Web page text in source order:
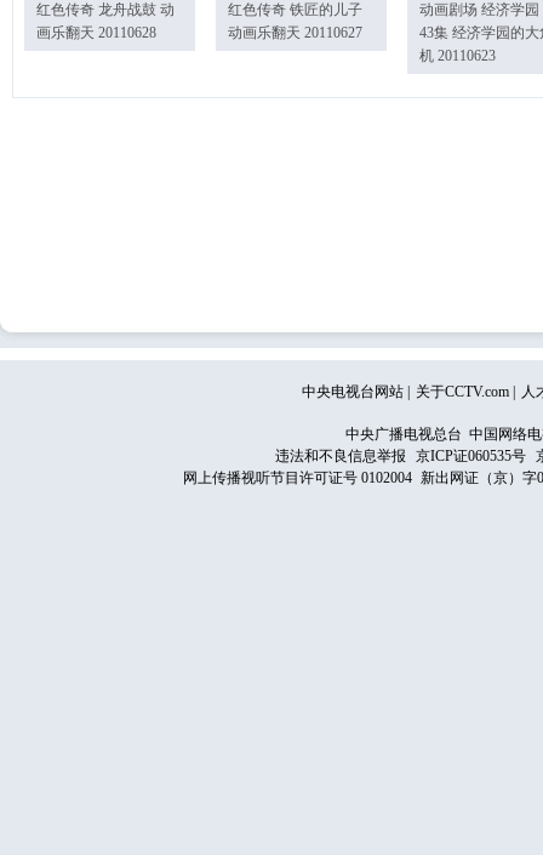
红色传奇 龙舟战鼓 动
画乐翻天 20110628
红色传奇 铁匠的儿子
动画乐翻天 20110627
动画剧场 经济学园
43集 经济学园的大
机 20110623
中央电视台网站 关于CCTV.com 人
中央广播电视总台 中国网络
违法和不良信息举报
京ICP证060535号
网上传播视听节目许可证号 0102004 新出网证（京）